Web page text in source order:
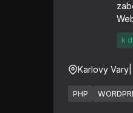
k
Karlovy Vary
PHP